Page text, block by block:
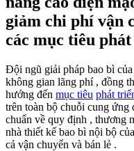
giảm chi phí vận
các mục tiêu
Đội ngũ giải pháp bao bì
không gian lãng phí , đồng
hướng đến mục tiêu phát
trên toàn bộ chuỗi cung ứng
chuẩn về quy định , thương
nhà thiết kế bao bì nội bộ
cả vận chuyển và bán lẻ .